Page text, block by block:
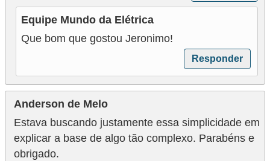
Equipe Mundo da Elétrica
Que bom que gostou Jeronimo!
Responder
Anderson de Melo
Estava buscando justamente essa simplicidade em
explicar a base de algo tão complexo. Parabéns e
obrigado.
u
r
a
ç
e
m
e